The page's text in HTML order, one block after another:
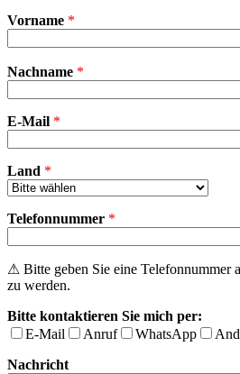
Vorname *
lasse
leer.
Nachname *
E-Mail *
Land *
Telefonnummer *
⚠ Bitte geben Sie eine Telefonnummer
zu werden.
Bitte kontaktieren Sie mich per:
E-Mail
Anruf WhatsApp
Nachricht